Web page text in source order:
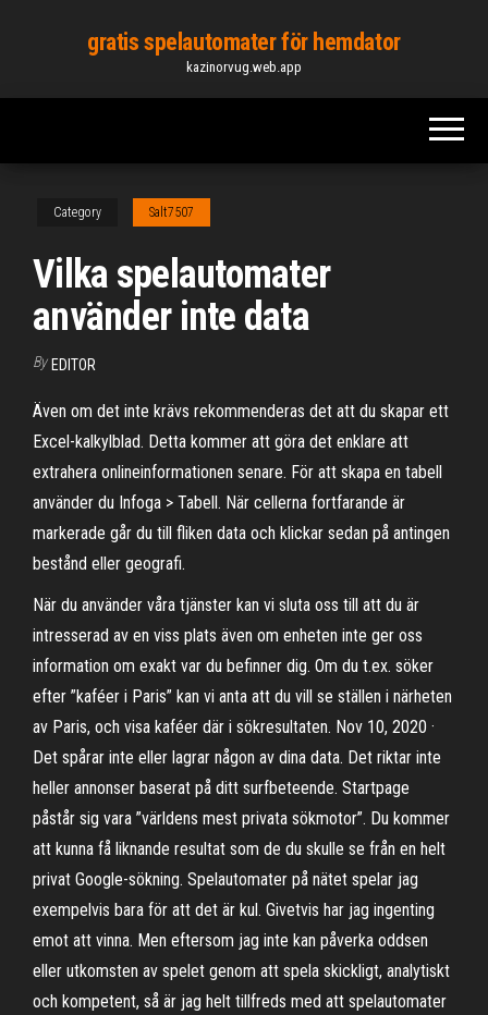
content
gratis spelautomater för hemdator
kazinorvug.web.app
Category Salt7507
Vilka spelautomater
använder inte data
By EDITOR
Även om det inte krävs rekommenderas det att du skapar ett
Excel-kalkylblad. Detta kommer att göra det enklare att
extrahera onlineinformationen senare. För att skapa en tabell
använder du Infoga > Tabell. När cellerna fortfarande är
markerade går du till fliken data och klickar sedan på antingen
bestånd eller geografi.
När du använder våra tjänster kan vi sluta oss till att du är
intresserad av en viss plats även om enheten inte ger oss
information om exakt var du befinner dig. Om du t.ex. söker
efter ”kaféer i Paris” kan vi anta att du vill se ställen i närheten
av Paris, och visa kaféer där i sökresultaten. Nov 10, 2020 ·
Det spårar inte eller lagrar någon av dina data. Det riktar inte
heller annonser baserat på ditt surfbeteende. Startpage
påstår sig vara ”världens mest privata sökmotor”. Du kommer
att kunna få liknande resultat som de du skulle se från en helt
privat Google-sökning. Spelautomater på nätet spelar jag
exempelvis bara för att det är kul. Givetvis har jag ingenting
emot att vinna. Men eftersom jag inte kan påverka oddsen
eller utkomsten av spelet genom att spela skickligt, analytiskt
och kompetent, så är jag helt tillfreds med att spelautomater